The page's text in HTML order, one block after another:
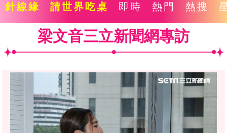
針線緣 請世界吃桌 即時 熱門 熱搜
梁文音三立新聞網專訪